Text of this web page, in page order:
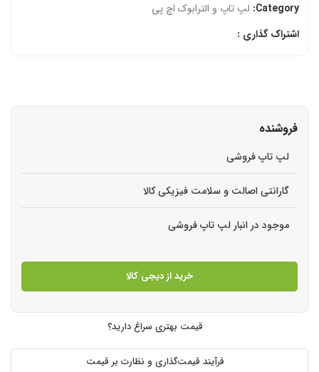
Category: لپ تاپ و الترابوک اچ‌ پی
اشتراک گذاری :
فروشنده
لپ تاپ فروشی
گارانتی اصالت و سلامت فیزیکی کالا
موجود در انبار لپ تاپ فروشی
خرید از دیجی کالا
قیمت بهتری سراغ دارید؟
فرآیند قیمت‌گذاری و نظارت بر قیمت